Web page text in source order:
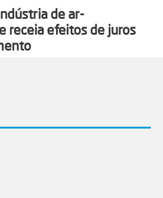
de ar-
receia efeitos de juros